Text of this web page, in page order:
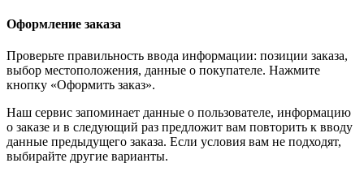
Оформление заказа
Проверьте правильность ввода информации: позиции заказа,
выбор местоположения, данные о покупателе. Нажмите
кнопку «Оформить заказ».
Наш сервис запоминает данные о пользователе, информацию
о заказе и в следующий раз предложит вам повторить к вводу
данные предыдущего заказа. Если условия вам не подходят,
выбирайте другие варианты.